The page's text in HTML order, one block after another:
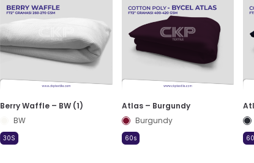
Berry Waffle – BW (1)
BW
30S
Atlas – Burgundy
Burgundy
60s